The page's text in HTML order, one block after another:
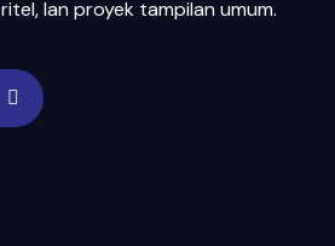
lan proyek tampilan umum.